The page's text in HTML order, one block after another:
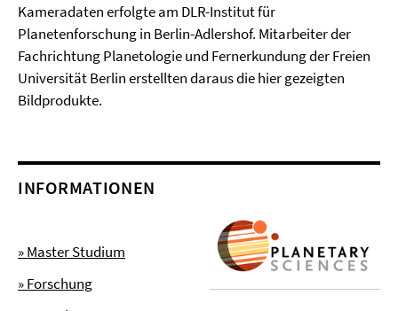
Kameradaten erfolgte am DLR-Institut für
Planetenforschung in Berlin-Adlershof. Mitarbeiter der
Fachrichtung Planetologie und Fernerkundung der Freien
Universität Berlin erstellten daraus die hier gezeigten
Bildprodukte.
INFORMATIONEN
» Master Studium
» Forschung